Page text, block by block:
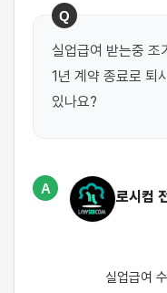
Q
실업급여 받는중 조
1년 계약 종료로 퇴
있나요?
A
로시컴